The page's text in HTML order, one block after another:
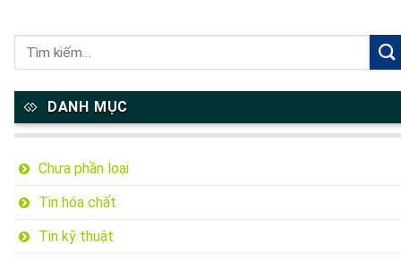
DANH MỤC
Chưa phần loại
Tin hóa chất
Tin kỹ thuật